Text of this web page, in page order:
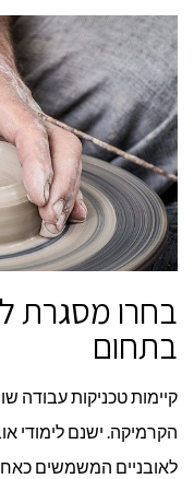
בחרו מסגרת
בתחום
קיימות טכניקות עבודה
הקרמיקה. ישנם לימודי
לאובניים המשמשים